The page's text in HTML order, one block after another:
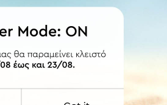
και με δεύτερο σωλήνα Φ20 ή
Οι τιμές συμπεριλαμβάνουν ΦΠΑ.